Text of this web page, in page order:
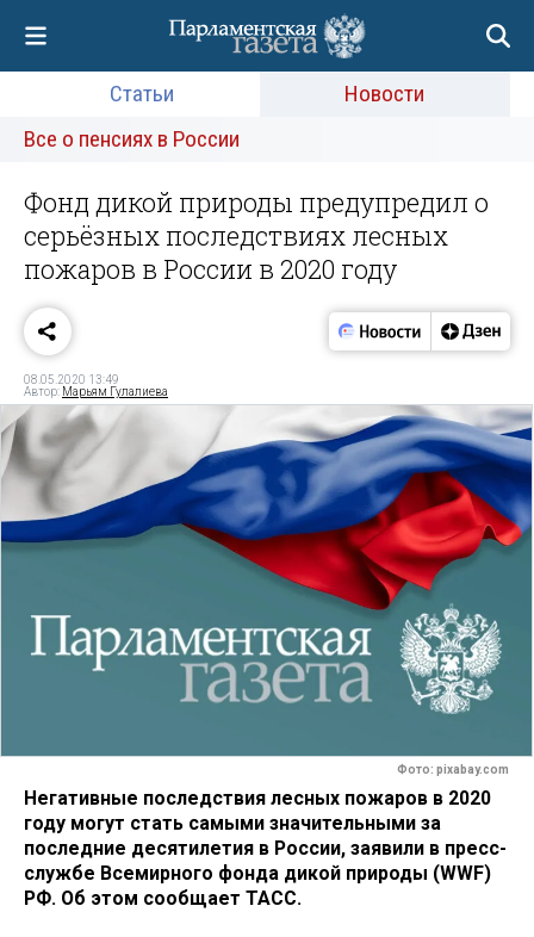
Статьи
Новости
Все о пенсиях в России
Фонд дикой природы предупредил о
серьёзных последствиях лесных
пожаров в России в 2020 году
08.05.2020 13:49
Автор: Марьям Гулалиева
Фото: pixabay.com
Негативные последствия лесных пожаров в 2020
году могут стать самыми значительными за
последние десятилетия в России, заявили в пресс-
службе Всемирного фонда дикой природы (WWF)
РФ. Об этом сообщает ТАСС.